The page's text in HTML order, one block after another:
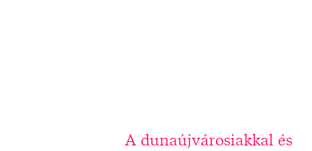
A dunaújvárosiakkal és